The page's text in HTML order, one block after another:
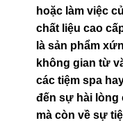
hoặc làm việc
chất liệu cao
là sản phẩm
không gian từ
các tiệm spa
đến sự hài lòng
mà còn về sự